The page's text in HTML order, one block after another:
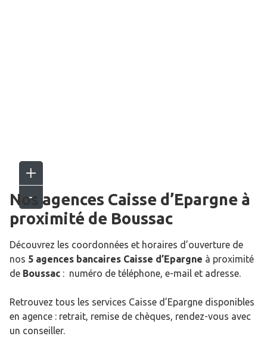
Nos agences Caisse d’Epargne à
proximité de Boussac
Découvrez les coordonnées et horaires d’ouverture de
nos 5 agences bancaires Caisse d’Epargne à proximité
de Boussac : numéro de téléphone, e-mail et adresse.
Retrouvez tous les services Caisse d’Epargne disponibles
en agence : retrait, remise de chèques, rendez-vous avec
un conseiller.